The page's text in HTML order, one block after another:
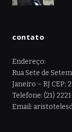
contato
Endereço:
Rua Sete de
Janeiro – RJ CEP:
Telefone: (21)
Email: